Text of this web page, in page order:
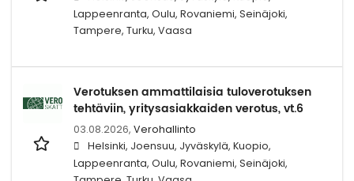
Lappeenranta, Oulu, Rovaniemi, Seinäjoki,
Tampere, Turku, Vaasa
Verotuksen ammattilaisia tuloverotuksen
tehtäviin, yritysasiakkaiden verotus, vt.6
03.08.2026, Verohallinto
Helsinki, Joensuu, Jyväskylä, Kuopio,
Lappeenranta, Oulu, Rovaniemi, Seinäjoki,